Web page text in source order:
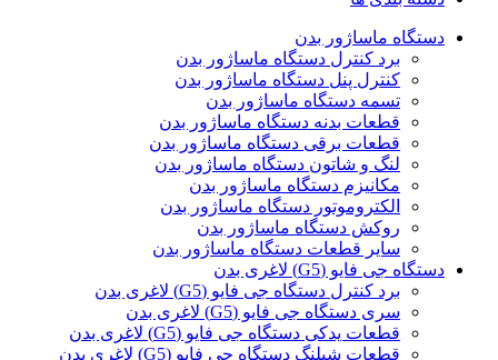
دستگاه ماساژور بدن
برد کنترل دستگاه ماساژور بدن
کنترل پنل دستگاه ماساژور بدن
تسمه دستگاه ماساژور بدن
قطعات بدنه دستگاه ماساژور بدن
قطعات برقی دستگاه ماساژور بدن
لنگ و شاتون دستگاه ماساژور بدن
مکانیزم دستگاه ماساژور بدن
الکتروموتور دستگاه ماساژور بدن
روکش دستگاه ماساژور بدن
سایر قطعات دستگاه ماساژور بدن
دستگاه جی فایو (G5) لاغری بدن
برد کنترل دستگاه جی فایو (G5) لاغری بدن
سری دستگاه جی فایو (G5) لاغری بدن
قطعات یدکی دستگاه جی فایو (G5) لاغری بدن
قطعات شیلنگ دستگاه جی فایو (G5) لاغری بدن